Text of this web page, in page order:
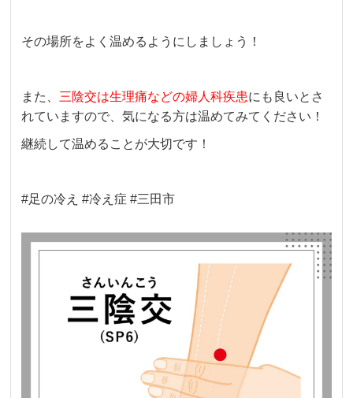
その場所をよく温めるようにしましょう！
また、三陰交は生理痛などの婦人科疾患にも良いとさ
れていますので、気になる方は温めてみてください！
継続して温めることが大切です！
#足の冷え #冷え症 #三田市